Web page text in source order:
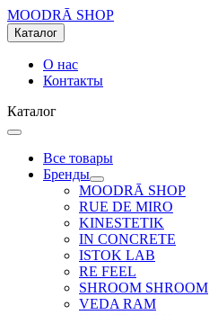
MOODRĀ SHOP
Каталог
О нас
Контакты
Каталог
Все товары
Бренды
MOODRĀ SHOP
RUE DE MIRO
KINESTETIK
IN CONCRETE
ISTOK LAB
RE FEEL
SHROOM SHROOM
VEDA RAM